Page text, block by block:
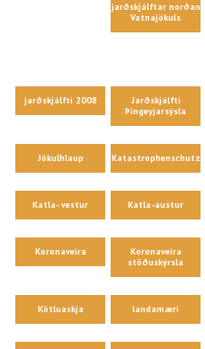
jarðskjálftar norðan
Vatnajökuls
jarðskjálfti 2008
Jarðskjálfti
Þingeyjarsýsla
Jökulhlaup Katastrophenschutz
Katla- vestur Katla-austur
Koronaveira
Koronaveira
stöðuskýrsla
Kötluaskja landamæri